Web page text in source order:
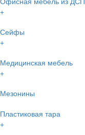
+
Сейфы
+
Медицинская мебель
+
Мезонины
Пластиковая тара
+